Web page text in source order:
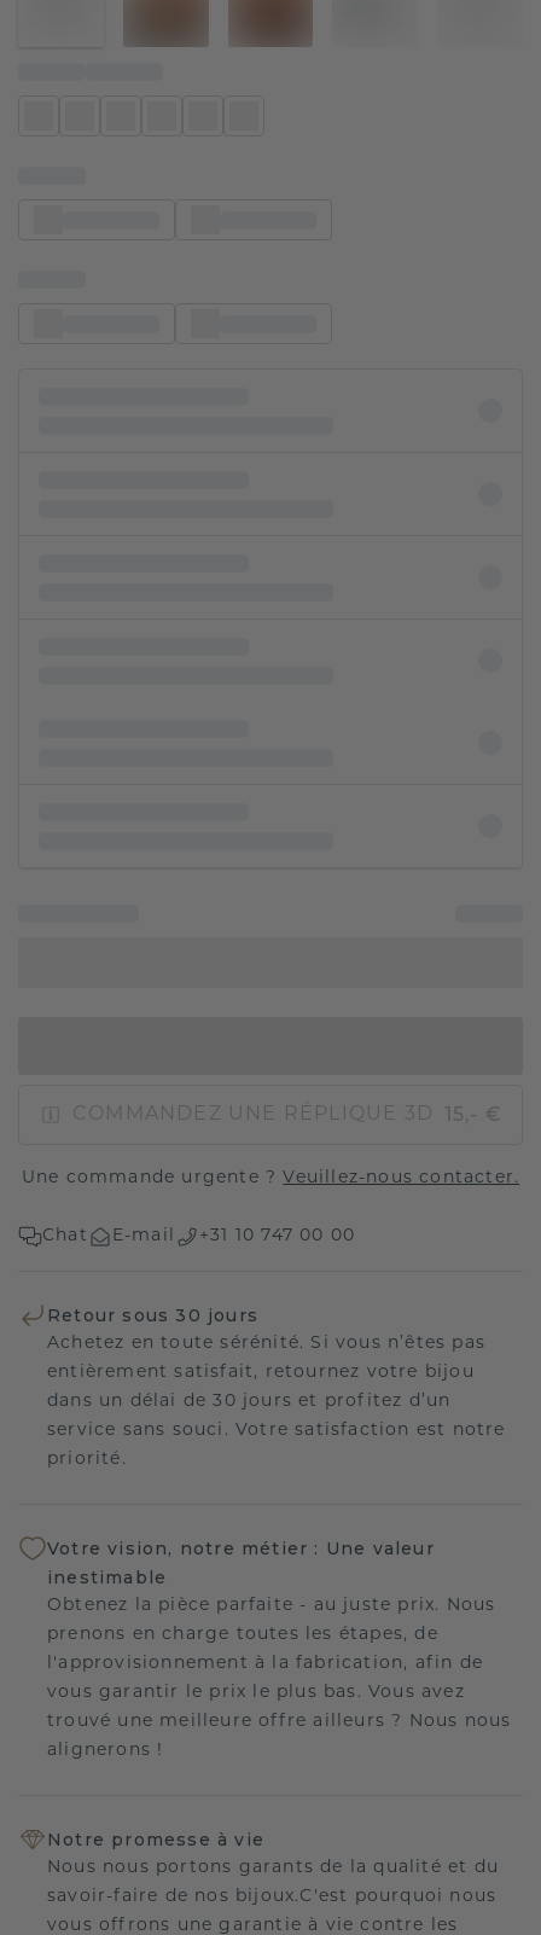
COMMANDEZ UNE RÉPLIQUE 3D 15,- €
Une commande urgente ?Veuillez-nous contacter.
Chat E-mail +31 10 747 00 00
Retour sous 30 jours
Achetez en toute sérénité. Si vous n’êtes pas
entièrement satisfait, retournez votre bijou
dans un délai de 30 jours et profitez d’un
service sans souci. Votre satisfaction est notre
priorité.
Votre vision, notre métier : Une valeur
inestimable
Obtenez la pièce parfaite - au juste prix. Nous
prenons en charge toutes les étapes, de
l'approvisionnement à la fabrication, afin de
vous garantir le prix le plus bas. Vous avez
trouvé une meilleure offre ailleurs ? Nous nous
alignerons !
Notre promesse à vie
Nous nous portons garants de la qualité et du
savoir-faire de nos bijoux.C'est pourquoi nous
vous offrons une garantie à vie contre les